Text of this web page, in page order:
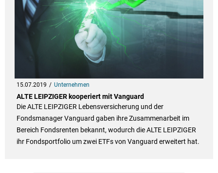
15.07.2019 Unternehmen
ALTE LEIPZIGER kooperiert mit Vanguard
Die ALTE LEIPZIGER Lebensversicherung und der
Fondsmanager Vanguard gaben ihre Zusammenarbeit im
Bereich Fondsrenten bekannt, wodurch die ALTE LEIPZIGER
ihr Fondsportfolio um zwei ETFs von Vanguard erweitert hat.